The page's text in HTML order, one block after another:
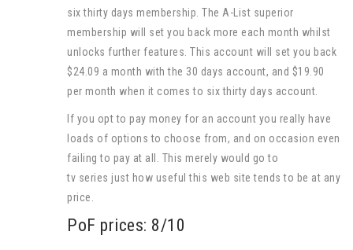
six thirty days membership. The A-List superior
membership will set you back more each month whilst
unlocks further features. This account will set you back
$24.09 a month with the 30 days account, and $19.90
per month when it comes to six thirty days account.
If you opt to pay money for an account you really have
loads of options to choose from, and on occasion even
failing to pay at all. This merely would go to
tv series just how useful this web site tends to be at any
price.
PoF prices: 8/10